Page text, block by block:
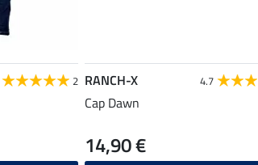
2 RANCH-X 4.7
Cap Dawn
14,90 €